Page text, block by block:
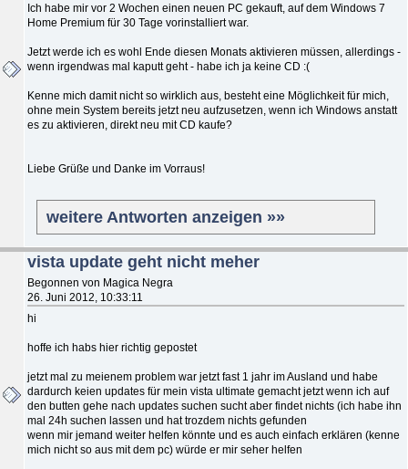
Ich habe mir vor 2 Wochen einen neuen PC gekauft, auf dem Windows 7
Home Premium für 30 Tage vorinstalliert war.
Jetzt werde ich es wohl Ende diesen Monats aktivieren müssen, allerdings -
wenn irgendwas mal kaputt geht - habe ich ja keine CD :(
Kenne mich damit nicht so wirklich aus, besteht eine Möglichkeit für mich,
ohne mein System bereits jetzt neu aufzusetzen, wenn ich Windows anstatt
es zu aktivieren, direkt neu mit CD kaufe?
Liebe Grüße und Danke im Vorraus!
weitere Antworten anzeigen »»
vista update geht nicht meher
Begonnen von Magica Negra
26. Juni 2012, 10:33:11
hi
hoffe ich habs hier richtig gepostet
jetzt mal zu meienem problem war jetzt fast 1 jahr im Ausland und habe
dardurch keien updates für mein vista ultimate gemacht jetzt wenn ich auf
den butten gehe nach updates suchen sucht aber findet nichts (ich habe ihn
mal 24h suchen lassen und hat trozdem nichts gefunden
wenn mir jemand weiter helfen könnte und es auch einfach erklären (kenne
mich nicht so aus mit dem pc) würde er mir seher helfen